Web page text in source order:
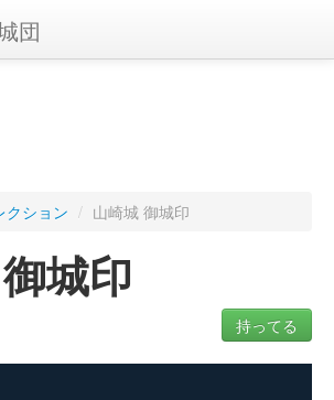
クション / 山崎城 御城印
城印
持ってる